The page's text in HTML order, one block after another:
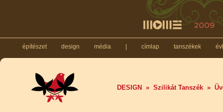
építészet design média címlap tanszékek
DESIGN » Szilikát Tanszék »